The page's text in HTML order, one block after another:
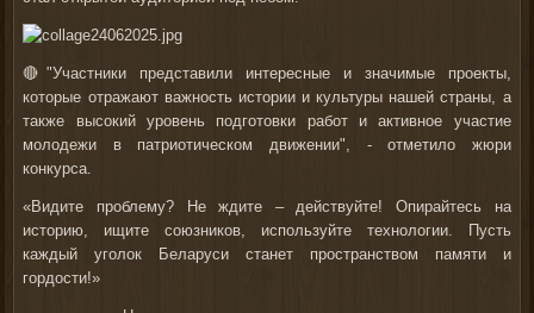
🔴"Участники представили интересные и значимые проекты,
которые отражают важность истории и культуры нашей страны, а
также высокий уровень подготовки работ и активное участие
молодежи в патриотическом движении", - отметило жюри
конкурса.
«Видите проблему? Не ждите – действуйте! Опирайтесь на
историю, ищите союзников, используйте технологии. Пусть
каждый уголок Беларуси станет пространством памяти и
гордости!»